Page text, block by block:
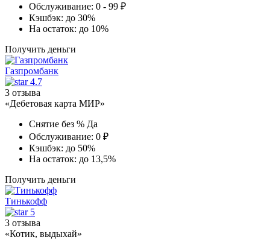
Обслуживание: 0 - 99 ₽
Кэшбэк: до 30%
На остаток: до 10%
Получить деньги
Газпромбанк
4.7
3 отзыва
«Дебетовая карта МИР»
Снятие без % Да
Обслуживание: 0 ₽
Кэшбэк: до 50%
На остаток: до 13,5%
Получить деньги
Тинькофф
5
3 отзыва
«Котик, выдыхай»